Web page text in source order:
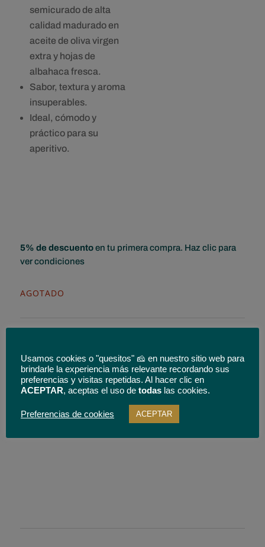
semicurado de alta
calidad madurado en
aceite de oliva virgen
extra y hojas de
albahaca fresca.
Sabor, textura y aroma
insuperables.
Ideal, cómodo y
práctico para su
aperitivo.
5% de descuentoen tu primera compra. Haz clic para
ver condiciones
AGOTADO
Categorías: Especialidades,Especialidades Queso en
Aceite,Marca Ojos del Guadiana,Marcas
* Envío gratuito solo para quesos enteros y para España
peninsular.
Usamos cookies o "quesitos" 🧀 en nuestro sitio web para
brindarle la experiencia más relevante recordando sus
preferencias y visitas repetidas. Al hacer clic en
ACEPTAR, aceptas el uso de todas las cookies.
Preferencias de cookies ACEPTAR